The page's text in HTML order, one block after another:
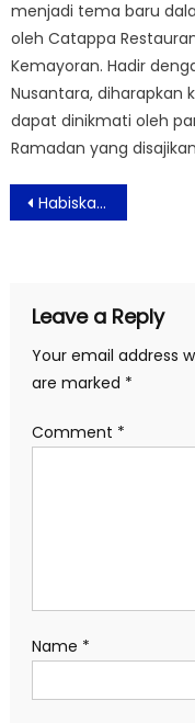
menjadi tema baru
oleh Catappa
Kemayoran. Hadir
Nusantara, diharapkan
dapat dinikmati oleh
Ramadan yang
Post
navigation
Habiskan Waktu di Karantina Wanita ini Buat Gaun Dari Bahan Bekas
Leave a Reply
Your email address
are marked *
Comment *
Name *